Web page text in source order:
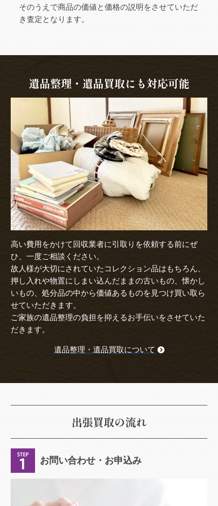
そのうえで商品の価値と価格の説明をさせていただ
き査定となります。
遺品整理・遺品買取にも対応可能
高い費用をかけて回収業者に引取りを依頼する前にぜ
ひ、一度ご相談ください。
故人様が大切にされていたコレクション品はもちろん、
押し入れや物置にしまい込んだままの古いもの、懐かし
いもの、処分品の中から価値あるものを見つけ買い取ら
せていただきます。
ご家族の遺品整理の負担を抑えるお手伝いをさせていた
だきます。
遺品整理・遺品買取について
出張買取の流れ
お問い合わせ・お申込み